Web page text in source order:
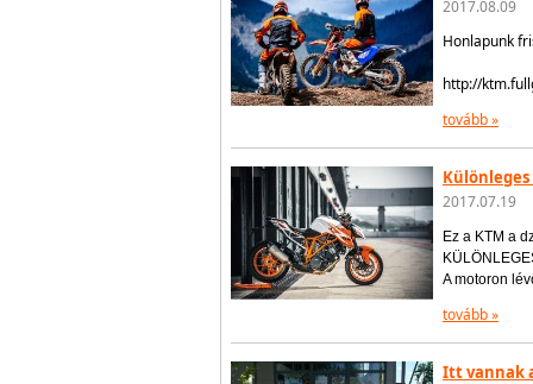
2017.08.09
Honlapunk
http://
tovább »
2017.07.19
Ez a KTM a
A motoron
tovább »
Itt vannak